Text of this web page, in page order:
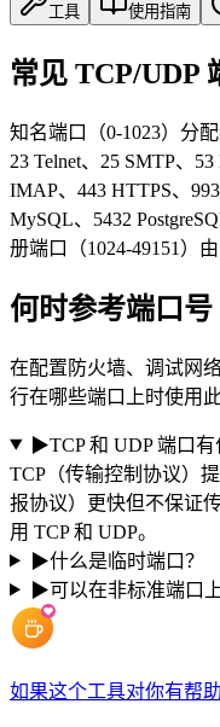
工具 使用指南
常见 TCP/UDP
知名端口（0-1023）分
23 Telnet、25 SMTP、
IMAP、443 HTTPS、
MySQL、5432
册端口（1024-49151）
何时参考端口号
在配置防火墙、调试网
行在哪些端口上时使用此
▶TCP 和 UDP 端口有
TCP（传输控制协议）
报协议）更快但不保证
用 TCP 和 UDP。
▶什么是临时端口？
▶可以在非标准端口
如果这个工具对你有帮